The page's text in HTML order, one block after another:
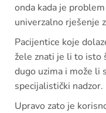
onda kada je
univerzalno rješenje
Pacijentice koje
žele znati je li to isto
dugo uzima i može li
specijalistički nadzor.
Upravo zato je